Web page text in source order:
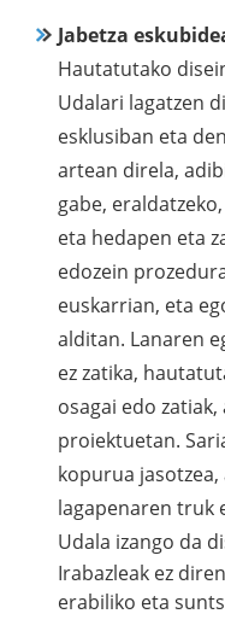
Jabetza
Hautatutako
Udalari lagatzen
esklusiban eta
artean direla,
gabe,
eta hedapen eta
edozein
euskarrian, eta
alditan. Lanaren
ez zatika,
osagai edo
proiektuetan.
kopurua
lagapenaren truk
Udala izango da
Irabazleak ez
erabiliko eta